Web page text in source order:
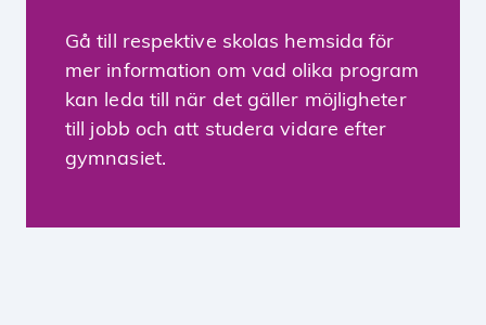
Gå till respektive skolas hemsida för
mer information om vad olika program
kan leda till när det gäller möjligheter
till jobb och att studera vidare efter
gymnasiet.